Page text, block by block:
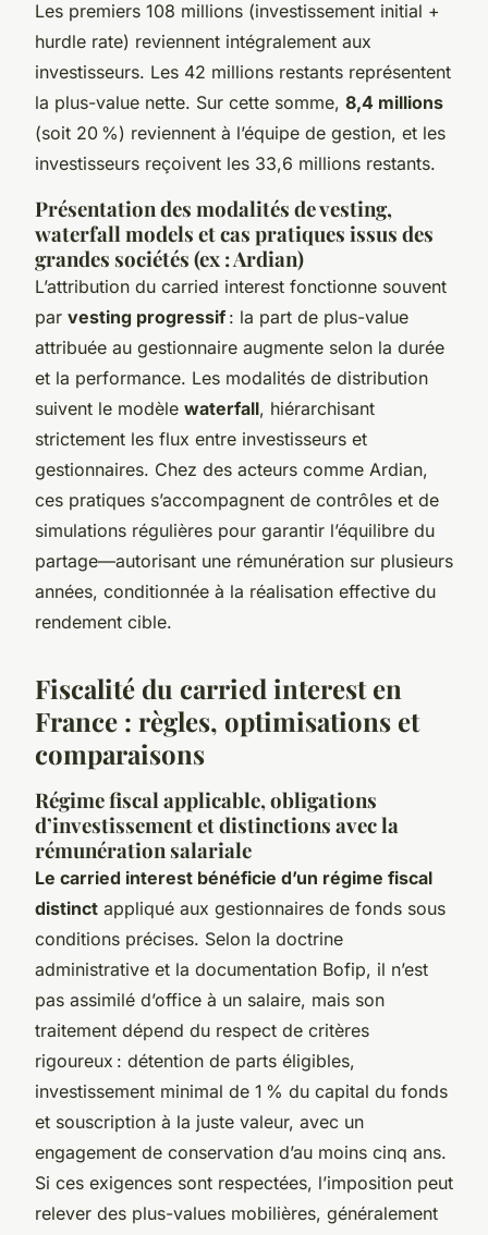
Les premiers 108 millions (investissement initial +
hurdle rate) reviennent intégralement aux
investisseurs. Les 42 millions restants représentent
la plus-value nette. Sur cette somme, 8,4 millions
(soit 20 %) reviennent à l’équipe de gestion, et les
investisseurs reçoivent les 33,6 millions restants.
Présentation des modalités de vesting,
waterfall models et cas pratiques issus des
grandes sociétés (ex : Ardian)
L’attribution du carried interest fonctionne souvent
par vesting progressif : la part de plus-value
attribuée au gestionnaire augmente selon la durée
et la performance. Les modalités de distribution
suivent le modèle waterfall, hiérarchisant
strictement les flux entre investisseurs et
gestionnaires. Chez des acteurs comme Ardian,
ces pratiques s’accompagnent de contrôles et de
simulations régulières pour garantir l’équilibre du
partage—autorisant une rémunération sur plusieurs
années, conditionnée à la réalisation effective du
rendement cible.
Fiscalité du carried interest en
France : règles, optimisations et
comparaisons
Régime fiscal applicable, obligations
d’investissement et distinctions avec la
rémunération salariale
Le carried interest bénéficie d’un régime fiscal
distinct appliqué aux gestionnaires de fonds sous
conditions précises. Selon la doctrine
administrative et la documentation Bofip, il n’est
pas assimilé d’office à un salaire, mais son
traitement dépend du respect de critères
rigoureux : détention de parts éligibles,
investissement minimal de 1 % du capital du fonds
et souscription à la juste valeur, avec un
engagement de conservation d’au moins cinq ans.
Si ces exigences sont respectées, l’imposition peut
relever des plus-values mobilières, généralement